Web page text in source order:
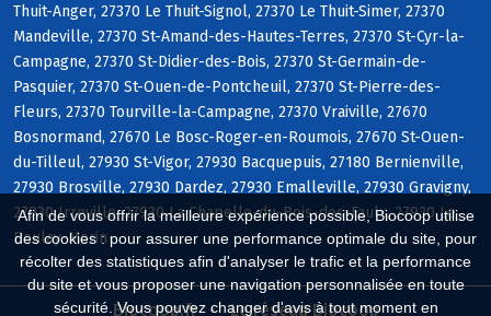
Afin de vous offrir la meilleure expérience possible, Biocoop utilise
des cookies : pour assurer une performance optimale du site, pour
récolter des statistiques afin d'analyser le trafic et la performance
du site et vous proposer une navigation personnalisée en toute
sécurité. Vous pouvez changer d'avis à tout moment en
Thuit-Anger, 27370 Le Thuit-Signol, 27370 Le Thuit-Simer, 27370
Mandeville, 27370 St-Amand-des-Hautes-Terres, 27370 St-Cyr-la-
Campagne, 27370 St-Didier-des-Bois, 27370 St-Germain-de-
Pasquier, 27370 St-Ouen-de-Pontcheuil, 27370 St-Pierre-des-
Fleurs, 27370 Tourville-la-Campagne, 27370 Vraiville, 27670
Bosnormand, 27670 Le Bosc-Roger-en-Roumois, 27670 St-Ouen-
du-Tilleul, 27930 St-Vigor, 27930 Bacquepuis, 27180 Bernienville,
27930 Brosville, 27930 Dardez, 27930 Emalleville, 27930 Gravigny,
27930 Irreville, 27930 La Chapelle-du-Bois-des-Faulx, 27930 Le
Boulay-Morin
Biocoop.fr Le réseau Biocoop